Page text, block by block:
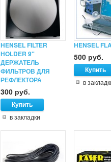
HENSEL FILTER
HOLDER 9''
ДЕРЖАТЕЛЬ
ФИЛЬТРОВ ДЛЯ
РЕФЛЕКТОРА
300 руб.
в закладки
HENSEL
500 руб.
в